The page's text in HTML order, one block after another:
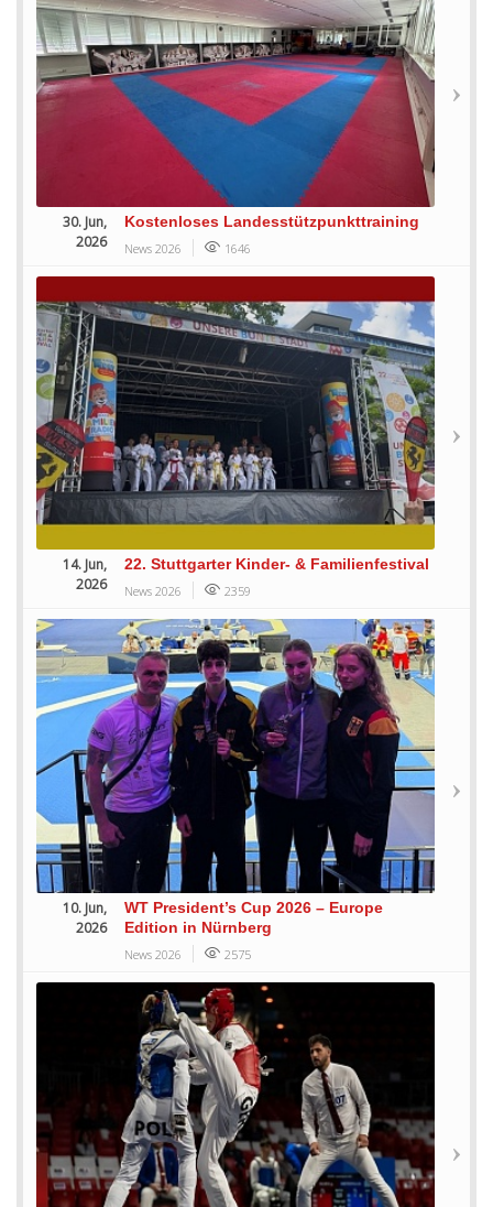
30. Jun,
2026
Kostenloses Landesstützpunkttraining
News 2026 1646
14. Jun,
2026
22. Stuttgarter Kinder- & Familienfestival
News 2026 2359
10. Jun,
2026
WT President’s Cup 2026 – Europe
Edition in Nürnberg
News 2026 2575